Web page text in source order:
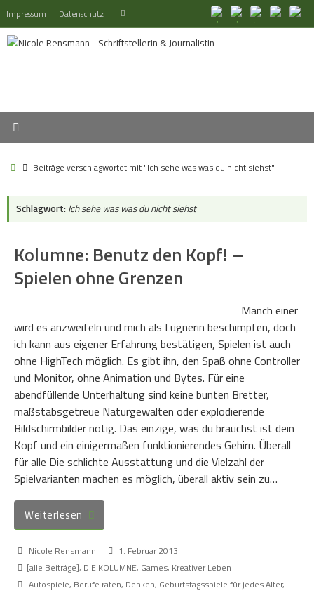
Inhalt
springen
Impressum Datenschutz Suchen
StartBeiträge verschlagwortet mit "Ich sehe was was du nicht siehst"
Schlagwort: Ich sehe was was du nicht siehst
Kolumne: Benutz den Kopf! –
Spielen ohne Grenzen
Manch einer
wird es anzweifeln und mich als Lügnerin beschimpfen, doch
ich kann aus eigener Erfahrung bestätigen, Spielen ist auch
ohne HighTech möglich. Es gibt ihn, den Spaß ohne Controller
und Monitor, ohne Animation und Bytes. Für eine
abendfüllende Unterhaltung sind keine bunten Bretter,
maßstabsgetreue Naturgewalten oder explodierende
Bildschirmbilder nötig. Das einzige, was du brauchst ist dein
Kopf und ein einigermaßen funktionierendes Gehirn. Überall
für alle Die schlichte Ausstattung und die Vielzahl der
Spielvarianten machen es möglich, überall aktiv sein zu…
Weiterlesen
Nicole Rensmann
1. Februar 2013
[alle Beiträge], DIE KOLUMNE, Games, Kreativer Leben
Autospiele, Berufe raten, Denken, Geburtstagsspiele für jedes Alter,